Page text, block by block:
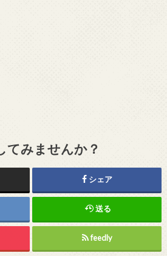
てみませんか？
シェア
送る
feedly